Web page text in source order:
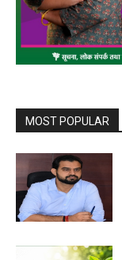
MOST POPULAR